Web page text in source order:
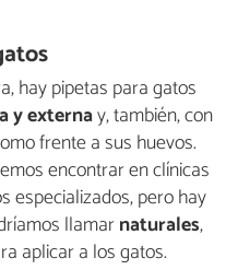
hay pipetas para gatos
y externay, también, con
frente a sus huevos.
encontrar en clínicas
especializados, pero hay
llamarnaturales,
aplicar a los gatos.